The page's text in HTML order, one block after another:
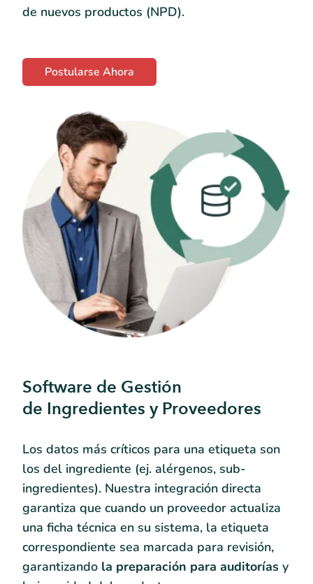
de nuevos productos (NPD).
Postularse Ahora
Software de Gestión
de Ingredientes y Proveedores
Los datos más críticos para una etiqueta son
los del ingrediente (ej. alérgenos, sub-
ingredientes). Nuestra integración directa
garantiza que cuando un proveedor actualiza
una ficha técnica en su sistema, la etiqueta
correspondiente sea marcada para revisión,
garantizando la preparación para auditorías y